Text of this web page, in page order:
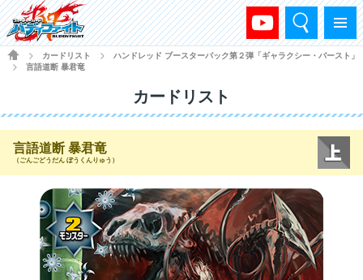
メニュー
検索
HOME
カードリスト
ハンドレッド ブースターパック第２弾「ギャラクシー・バースト」
言語道断 暴君竜
カードリスト
言語道断 暴君竜
（ごんごどうだん ぼうくんりゅう）